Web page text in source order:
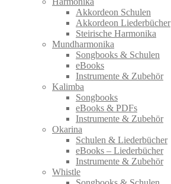
Akkordeon Schulen
Akkordeon Liederbücher
Steirische Harmonika
Mundharmonika
Songbooks & Schulen
eBooks
Instrumente & Zubehör
Kalimba
Songbooks
eBooks & PDFs
Instrumente & Zubehör
Okarina
Schulen & Liederbücher
eBooks – Liederbücher
Instrumente & Zubehör
Whistle